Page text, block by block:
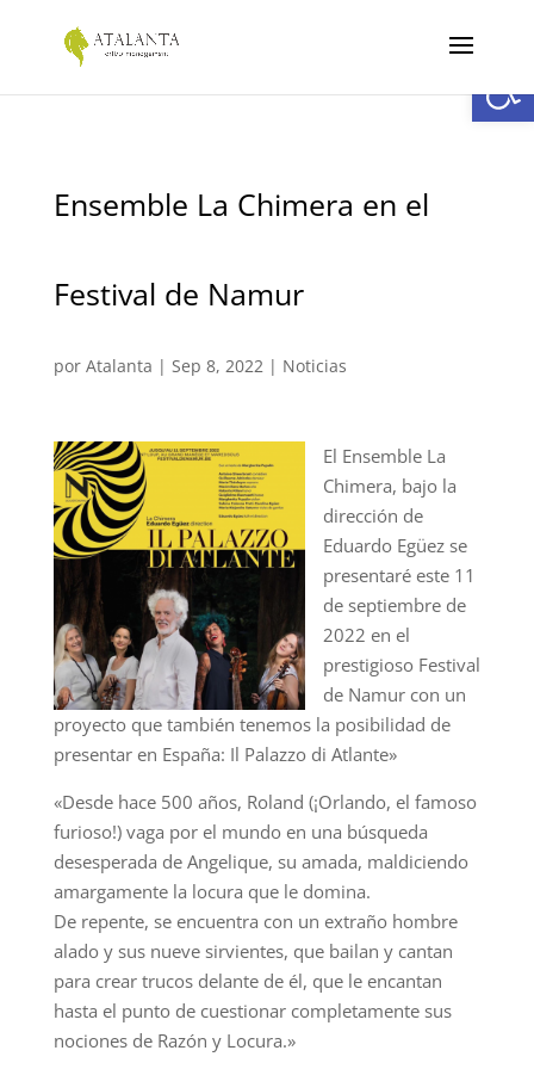
Ensemble La Chimera en el
Festival de Namur
por Atalanta | Sep 8, 2022| Noticias
El Ensemble La
Chimera, bajo la
dirección de
Eduardo Egüez se
presentaré este 11
de septiembre de
2022 en el
prestigioso Festival
de Namur con un
proyecto que también tenemos la posibilidad de
presentar en España: Il Palazzo di Atlante»
«Desde hace 500 años, Roland (¡Orlando, el famoso
furioso!) vaga por el mundo en una búsqueda
desesperada de Angelique, su amada, maldiciendo
amargamente la locura que le domina.
De repente, se encuentra con un extraño hombre
alado y sus nueve sirvientes, que bailan y cantan
para crear trucos delante de él, que le encantan
hasta el punto de cuestionar completamente sus
nociones de Razón y Locura.»